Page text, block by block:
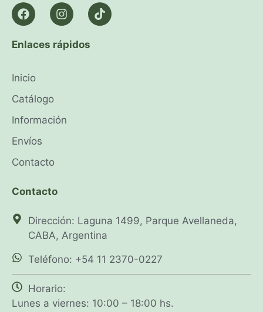
Enlaces rápidos
Inicio
Catálogo
Información
Envíos
Contacto
Contacto
Dirección: Laguna 1499, Parque Avellaneda,
CABA, Argentina
Teléfono: +54 11 2370-0227
Horario:
Lunes a viernes: 10:00 – 18:00 hs.